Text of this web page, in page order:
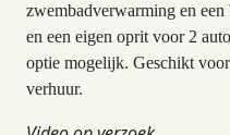
zwembadverwarming en
en een eigen oprit voor 2
optie mogelijk. Geschikt
verhuur.